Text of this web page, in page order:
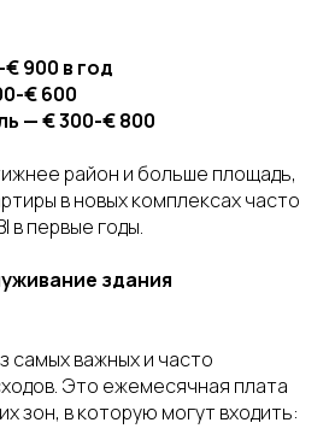
900 в год
€ 600
— € 300-€ 800
район и больше площадь,
в новых комплексах часто
в первые годы.
здания
самых важных и часто
Это ежемесячная плата
зон, в которую могут входить: